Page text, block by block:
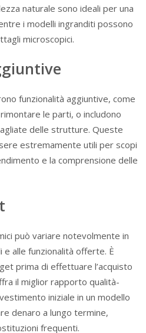
naturale sono ideali per una
i modelli ingranditi possono
microscopici.
funzionalità aggiuntive, come
le parti, o includono
delle strutture. Queste
estremamente utili per scopi
e la comprensione delle
può variare notevolmente in
e alle funzionalità offerte. È
prima di effettuare l’acquisto
il miglior rapporto qualità-
iniziale in un modello
denaro a lungo termine,
frequenti.